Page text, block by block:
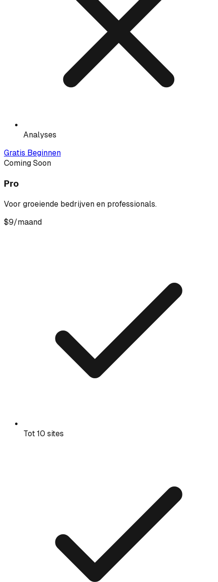
Analyses
Gratis Beginnen
Coming Soon
Pro
Voor groeiende bedrijven en professionals.
$9/maand
Tot 10 sites